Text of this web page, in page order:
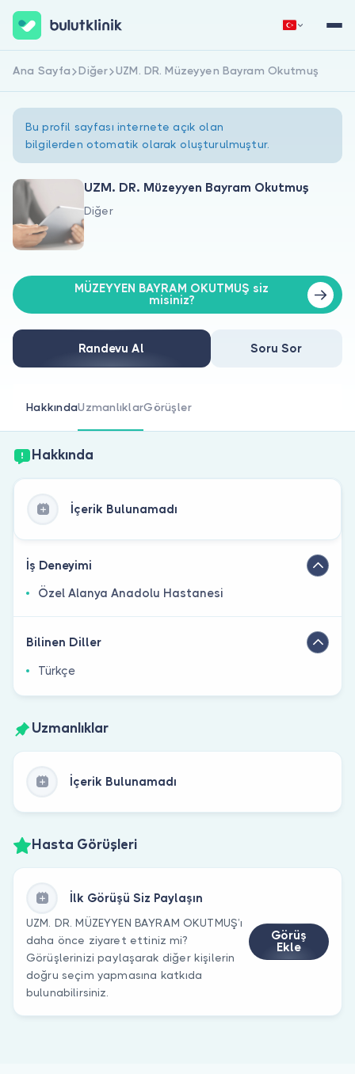
Hakkımızda
Doktorlar için
Doktor musunuz?
Hemen Kaydol Giriş Yap
Ana Sayfa Diğer UZM. DR. Müzeyyen Bayram Okutmuş
Bu profil sayfası internete açık olan
bilgilerden otomatik olarak oluşturulmuştur.
UZM. DR. Müzeyyen Bayram Okutmuş
Diğer
MÜZEYYEN BAYRAM OKUTMUŞ siz
misiniz?
Randevu Al Soru Sor
HakkındaUzmanlıklarGörüşler
Hakkında
İçerik Bulunamadı
İş Deneyimi
Özel Alanya Anadolu Hastanesi
Bilinen Diller
Türkçe
Uzmanlıklar
İçerik Bulunamadı
Hasta Görüşleri
İlk Görüşü Siz Paylaşın
UZM. DR. MÜZEYYEN BAYRAM OKUTMUŞ’ı
daha önce ziyaret ettiniz mi?
Görüşlerinizi paylaşarak diğer kişilerin
doğru seçim yapmasına katkıda
bulunabilirsiniz.
Görüş
Ekle